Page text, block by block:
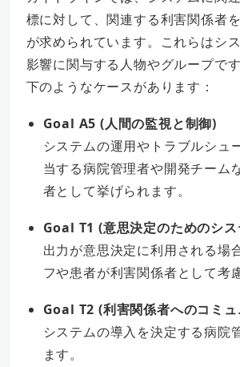
標に対して、関連する利害関係者
が求められています。これらはシ
影響に関与する人物やグループで
下のようなケースがあります：
Goal A5 (人間の監視と制御)
システムの運用やトラブルシュ
当する病院管理者や開発チーム
者として挙げられます。
Goal T1 (意思決定のためのシ
出力が意思決定に利用される場
フや患者が利害関係者として考
Goal T2 (利害関係者へのコミ
システムの導入を決定する病院
ます。